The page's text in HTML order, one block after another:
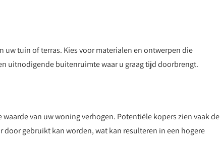
uw tuin of terras. Kies voor materialen en ontwerpen die
uitnodigende buitenruimte waar u graag tijd doorbrengt.
van uw woning verhogen. Potentiële kopers zien vaak de
gebruikt kan worden, wat kan resulteren in een hogere